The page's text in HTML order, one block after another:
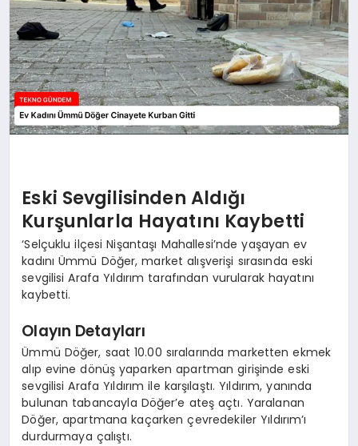
Eski Sevgilisinden Aldığı
Kurşunlarla Hayatını Kaybetti
‘Selçuklu ilçesi Nişantaşı Mahallesi’nde yaşayan ev
kadını Ümmü Döğer, market alışverişi sırasında eski
sevgilisi Arafa Yıldırım tarafından vurularak hayatını
kaybetti.
Olayın Detayları
Ümmü Döğer, saat 10.00 sıralarında marketten ekmek
alıp evine dönüş yaparken apartman girişinde eski
sevgilisi Arafa Yıldırım ile karşılaştı. Yıldırım, yanında
bulunan tabancayla Döğer’e ateş açtı. Yaralanan
Döğer, apartmana kaçarken çevredekiler Yıldırım’ı
durdurmaya çalıştı.